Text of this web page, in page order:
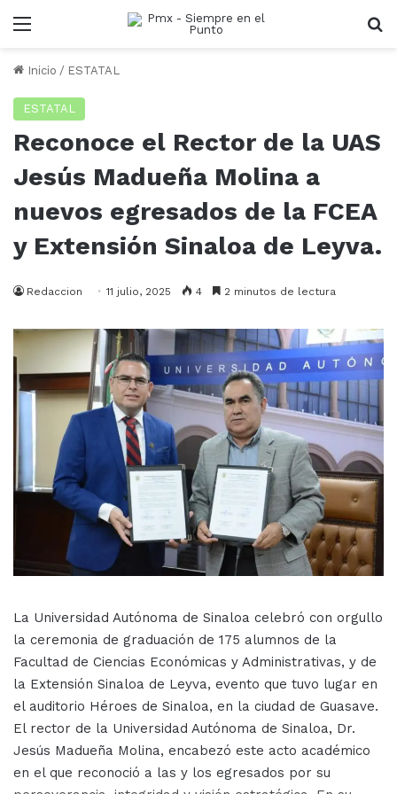
Menu
Inicio / ESTATAL
ESTATAL
Reconoce el Rector de la UAS
Jesús Madueña Molina a
nuevos egresados de la FCEA
y Extensión Sinaloa de Leyva.
Redaccion 11 julio, 2025 4 2 minutos de lectura
La Universidad Autónoma de Sinaloa celebró con orgullo
la ceremonia de graduación de 175 alumnos de la
Facultad de Ciencias Económicas y Administrativas, y de
la Extensión Sinaloa de Leyva, evento que tuvo lugar en
el auditorio Héroes de Sinaloa, en la ciudad de Guasave.
El rector de la Universidad Autónoma de Sinaloa, Dr.
Jesús Madueña Molina, encabezó este acto académico
en el que reconoció a las y los egresados por su